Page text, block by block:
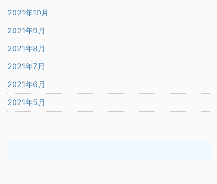
2021年10月
2021年9月
2021年8月
2021年7月
2021年6月
2021年5月